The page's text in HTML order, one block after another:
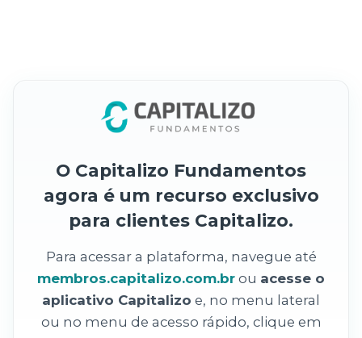
O Capitalizo Fundamentos
agora é um recurso exclusivo
para clientes Capitalizo.
Para acessar a plataforma, navegue até
membros.capitalizo.com.br ou acesse o
aplicativo Capitalizo e, no menu lateral
ou no menu de acesso rápido, clique em